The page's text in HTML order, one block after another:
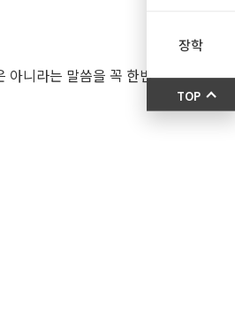
아니라는 말씀을 꼭 한번
장학
TOP